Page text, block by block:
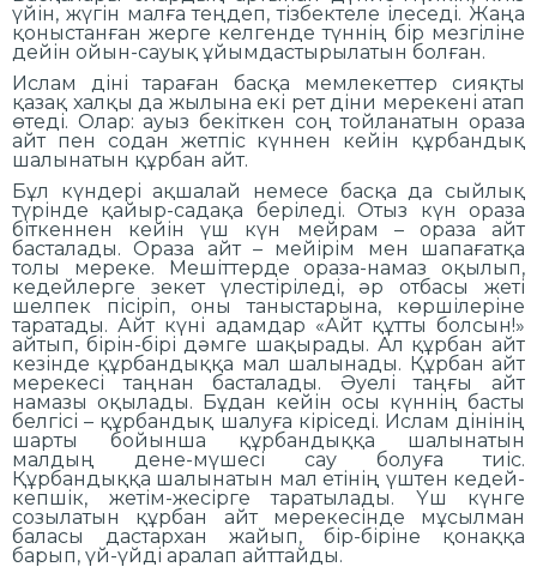
үйін, жүгін малға теңдеп, тізбектеле ілеседі. Жаңа
қоныстанған жерге келгенде түннің бір мезгіліне
дейін ойын-сауық ұйымдастырылатын болған.
Ислам діні тараған басқа мемлекеттер сияқты
қазақ халқы да жылына екі рет діни мерекені атап
өтеді. Олар: ауыз бекіткен соң тойланатын ораза
айт пен содан жетпіс күннен кейін құрбандық
шалынатын құрбан айт.
Бұл күндері ақшалай немесе басқа да сыйлық
түрінде қайыр-садақа беріледі. Отыз күн ораза
біткеннен кейін үш күн мейрам – ораза айт
басталады. Ораза айт – мейірім мен шапағатқа
толы мереке. Мешіттерде ораза-намаз оқылып,
кедейлерге зекет үлестіріледі, әр отбасы жеті
шелпек пісіріп, оны таныстарына, көршілеріне
таратады. Айт күні адамдар «Айт құтты болсын!»
айтып, бірін-бірі дәмге шақырады. Ал құрбан айт
кезінде құрбандыққа мал шалынады. Құрбан айт
мерекесі таңнан басталады. Әуелі таңғы айт
намазы оқылады. Бұдан кейін осы күннің басты
белгісі – құрбандық шалуға кіріседі. Ислам дінінің
шарты бойынша құрбандыққа шалынатын
малдың дене-мүшесі сау болуға тиіс.
Құрбандыққа шалынатын мал етінің үштен кедей-
кепшік, жетім-жесірге таратылады. Үш күнге
созылатын құрбан айт мерекесінде мұсылман
баласы дастархан жайып, бір-біріне қонаққа
барып, үй-үйді аралап айттайды.